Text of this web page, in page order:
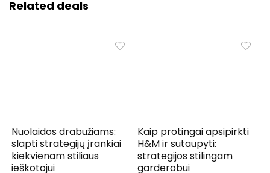
Related deals
Nuolaidos drabužiams:
slapti strategijų įrankiai
kiekvienam stiliaus
ieškotojui
Kaip protingai apsipirkti
H&M ir sutaupyti:
strategijos stilingam
garderobui